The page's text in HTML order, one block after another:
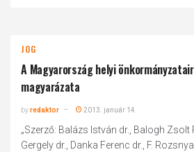
JOG
A Magyarország helyi
magyarázata
byredaktor 2013. január 14.
„Szerző: Balázs István dr., Balogh Zsolt
Gergely dr., Danka Ferenc dr., F.